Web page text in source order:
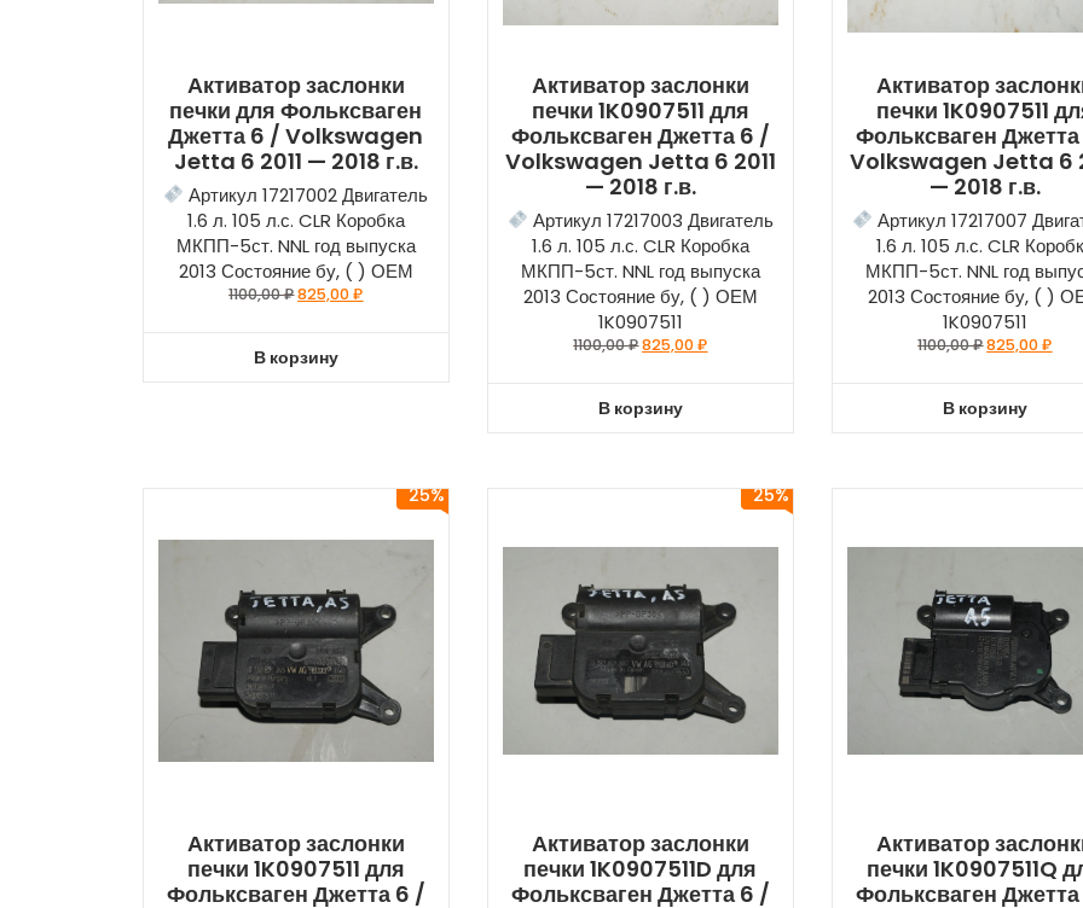
Активатор заслонки
печки для Фольксваген
Джетта 6 / Volkswagen
Jetta 6 2011 — 2018 г.в.
Артикул 17217002 Двигатель
1.6 л. 105 л.с. CLR Коробка
МКПП-5ст. NNL год выпуска
2013 Состояние бу, ( ) ОЕМ
1100,00₽825,00₽
В корзину
Активатор заслонки
печки 1K0907511 для
Фольксваген Джетта 6 /
Volkswagen Jetta 6 2011
— 2018 г.в.
Артикул 17217003 Двигатель
1.6 л. 105 л.с. CLR Коробка
МКПП-5ст. NNL год выпуска
2013 Состояние бу, ( ) ОЕМ
1K0907511
1100,00₽825,00₽
В корзину
Активатор
печки 1K0907511
Фольксваген
Volkswagen Jetta 6
— 2018 г.в.
Артикул 17217007
1.6 л. 105 л.с. CLR
МКПП-5ст. NNL год
2013 Состояние бу, ( )
1K0907511
1100,00₽825,00₽
В корзину
25%
Активатор заслонки
печки 1K0907511 для
Фольксваген Джетта 6 /
25%
Активатор заслонки
печки 1K0907511D для
Фольксваген Джетта 6 /
Активатор
печки 1K0907511Q
Фольксваген